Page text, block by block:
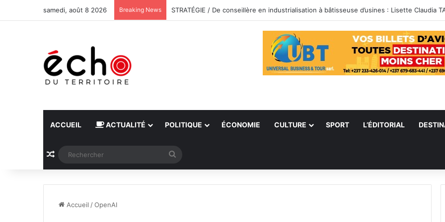
samedi, août 8 2026 Breaking News
ACCUEIL ACTUALITÉ POLITIQUE ÉCONOMIE CULTURE SPORT L’ÉDITORIAL
Article Aléatoire
Accueil /OpenAI